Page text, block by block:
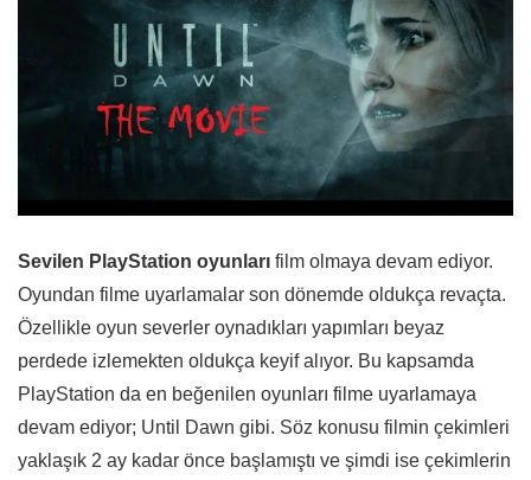
Sevilen PlayStation oyunları film olmaya devam ediyor.
Oyundan filme uyarlamalar son dönemde oldukça revaçta.
Özellikle oyun severler oynadıkları yapımları beyaz
perdede izlemekten oldukça keyif alıyor. Bu kapsamda
PlayStation da en beğenilen oyunları filme uyarlamaya
devam ediyor; Until Dawn gibi. Söz konusu filmin çekimleri
yaklaşık 2 ay kadar önce başlamıştı ve şimdi ise çekimlerin